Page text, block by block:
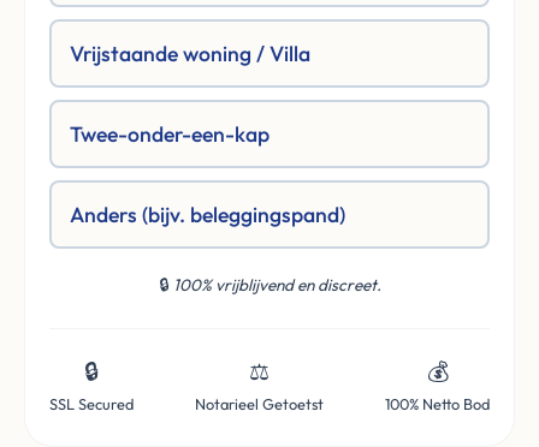
Vrijstaande woning / Villa
Twee-onder-een-kap
Anders (bijv. beleggingspand)
🔒 100% vrijblijvend en discreet.
🔒
SSL Secured
⚖️
Notarieel Getoetst
💰
100% Netto Bod